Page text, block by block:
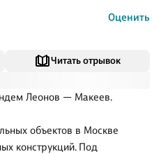
Читать отрывок
Леонов — Макеев.
объектов в Москве
конструкций. Под
Оценить